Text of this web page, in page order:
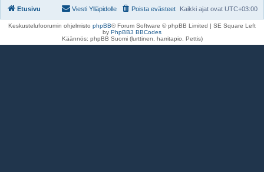
Etusivu Kaikki ajat ovat UTC+03:00
Poista evästeet
Viesti Ylläpidolle
Keskustelufoorumin ohjelmisto phpBB® Forum Software © phpBB Limited | SE Square Left
by PhpBB3 BBCodes
Käännös: phpBB Suomi (lurttinen, harritapio, Pettis)